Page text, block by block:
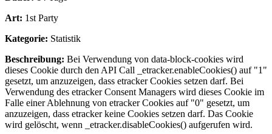
Art: 1st Party
Kategorie: Statistik
Beschreibung: Bei Verwendung von data-block-cookies wird
dieses Cookie durch den API Call _etracker.enableCookies() auf "1"
gesetzt, um anzuzeigen, dass etracker Cookies setzen darf. Bei
Verwendung des etracker Consent Managers wird dieses Cookie im
Falle einer Ablehnung von etracker Cookies auf "0" gesetzt, um
anzuzeigen, dass etracker keine Cookies setzen darf. Das Cookie
wird gelöscht, wenn _etracker.disableCookies() aufgerufen wird.